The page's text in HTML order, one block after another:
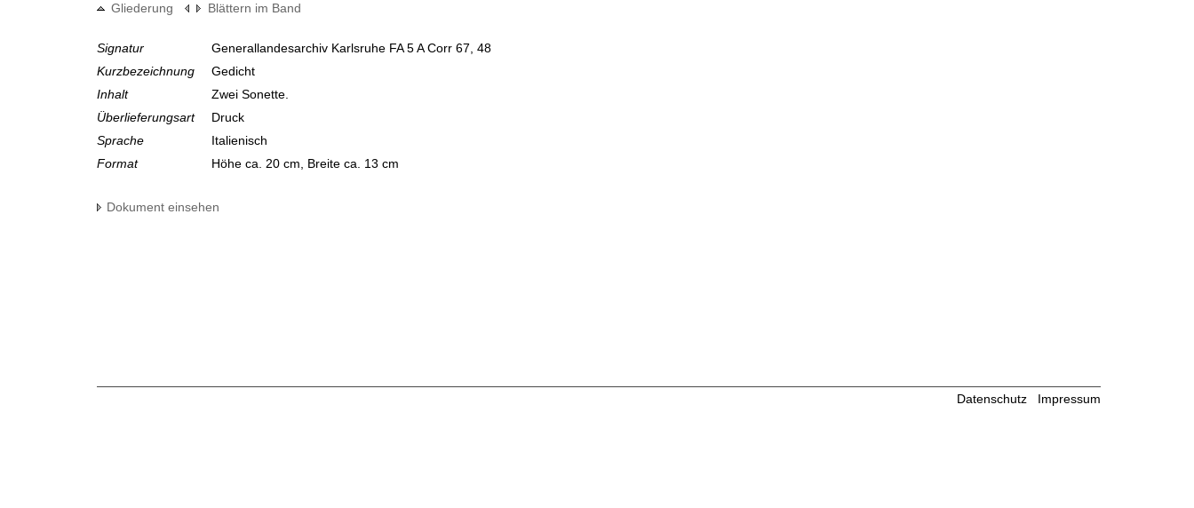
Gliederung Blättern im Band
Signatur
Generallandesarchiv Karlsruhe FA 5 A Corr 67, 48
Kurzbezeichnung
Gedicht
Inhalt
Zwei Sonette.
Überlieferungsart
Druck
Sprache
Italienisch
Format
Höhe ca. 20 cm, Breite ca. 13 cm
Dokument einsehen
Datenschutz Impressum